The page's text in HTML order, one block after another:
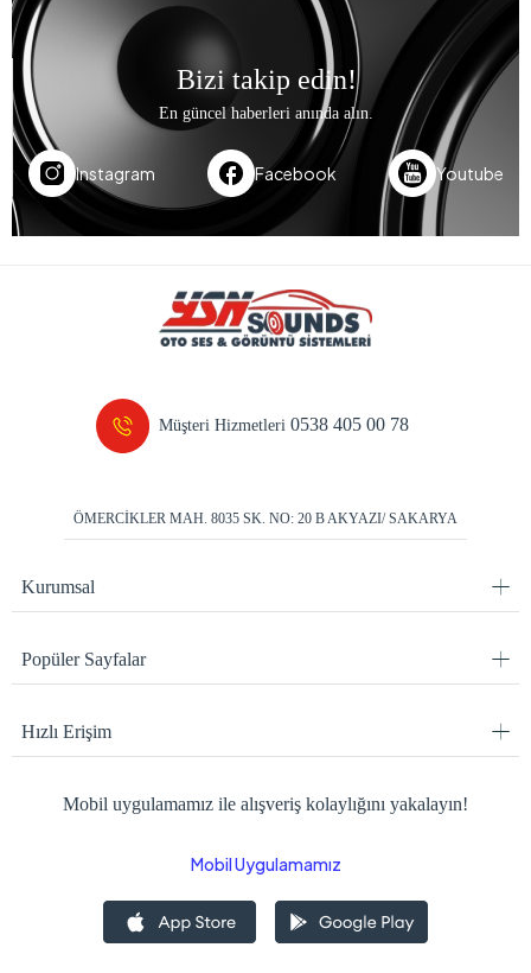
Bizi takip edin!
En güncel haberleri anında alın.
Instagram Facebook Youtube
Müşteri Hizmetleri0538 405 00 78
ÖMERCİKLER MAH. 8035 SK. NO: 20 B AKYAZI/ SAKARYA
Kurumsal
Popüler Sayfalar
Hızlı Erişim
Mobil uygulamamız ile alışveriş kolaylığını yakalayın!
Mobil Uygulamamız